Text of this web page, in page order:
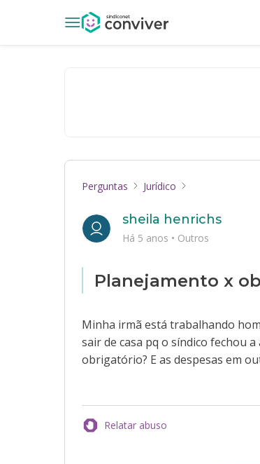
Perguntas Jurídico
Planejamento x
Minha irmã está trabalhando
sair de casa pq o síndico fechou
obrigatório? E as despesas em
sheila henrichs
Há 5 anos • Outros
Relatar abuso